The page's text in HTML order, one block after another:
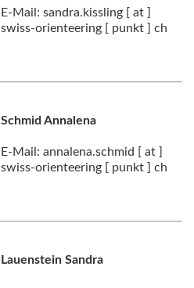
E-Mail: sandra.kissling [ at ]
swiss-orienteering [ punkt ] ch
Schmid Annalena
E-Mail: annalena.schmid [ at ]
swiss-orienteering [ punkt ] ch
Lauenstein Sandra